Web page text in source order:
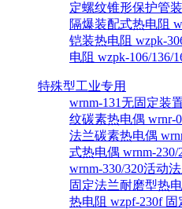
定螺纹锥形保护管
隔爆装配式热电阻
铠装热电阻 wzpk-
电阻 wzpk-106/136/
特殊型工业专用
wrnm-131无固定装
纹碳素热电偶 wrnr-
法兰碳素热电偶
式热电偶 wrnm-
wrnm-330/320活动
固定法兰耐磨型热
热电阻 wzpf-230f